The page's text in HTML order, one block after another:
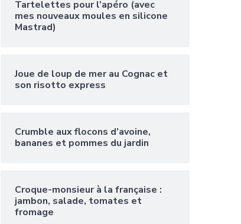
Tartelettes pour l’apéro (avec
mes nouveaux moules en silicone
Mastrad)
Joue de loup de mer au Cognac et
son risotto express
Crumble aux flocons d’avoine,
bananes et pommes du jardin
Croque-monsieur à la française :
jambon, salade, tomates et
fromage